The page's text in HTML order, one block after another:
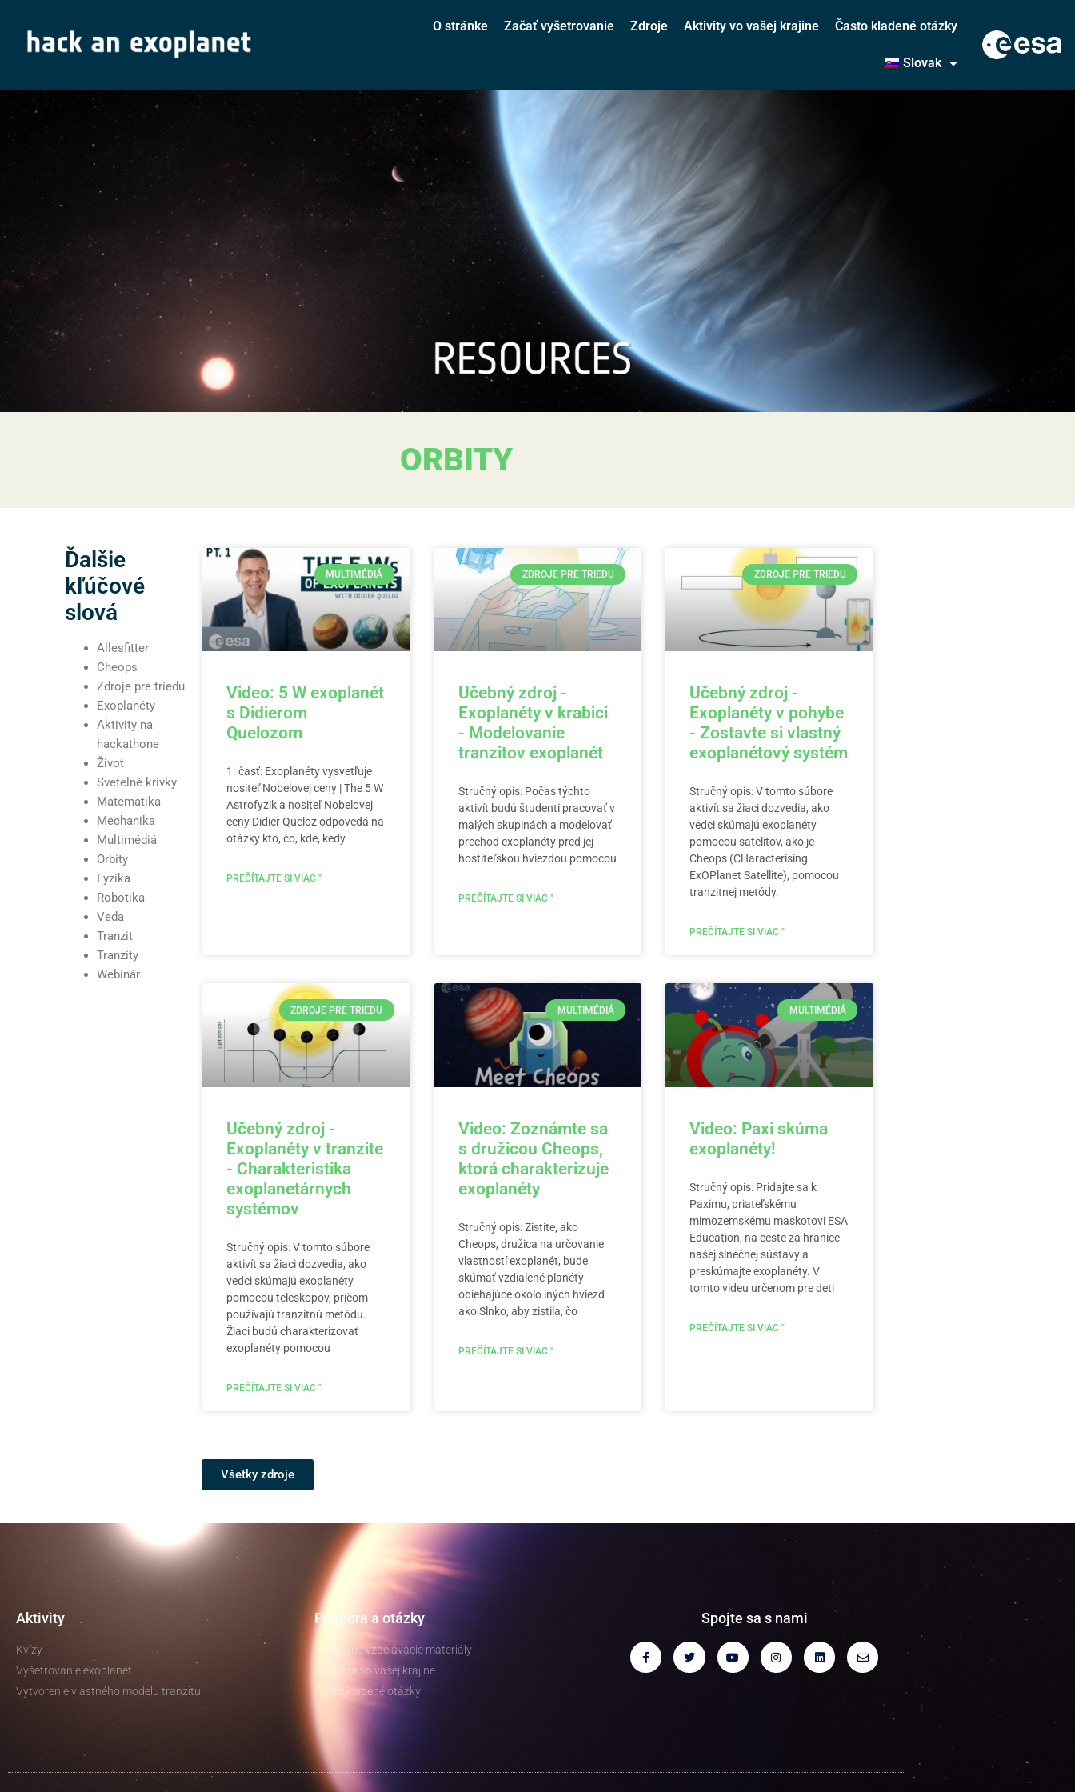
O stránke Začať vyšetrovanie Zdroje Aktivity vo vašej krajine Často kladené otázky
Slovak
ORBITY
Ďalšie
kľúčové
slová
Allesfitter
Cheops
Zdroje pre triedu
Exoplanéty
Aktivity na
hackathone
Život
Svetelné krivky
Matematika
Mechanika
Multimédiá
Orbity
Fyzika
Robotika
Veda
Tranzit
Tranzity
Webinár
MULTIMÉDIÁ
Video: 5 W exoplanét
s Didierom
Quelozom
1. časť: Exoplanéty vysvetľuje
nositeľ Nobelovej ceny | The 5 W
Astrofyzik a nositeľ Nobelovej
ceny Didier Queloz odpovedá na
otázky kto, čo, kde, kedy
PREČÍTAJTE SI VIAC "
ZDROJE PRE TRIEDU
Učebný zdroj -
Exoplanéty v krabici
- Modelovanie
tranzitov exoplanét
Stručný opis: Počas týchto
aktivít budú študenti pracovať v
malých skupinách a modelovať
prechod exoplanéty pred jej
hostiteľskou hviezdou pomocou
PREČÍTAJTE SI VIAC "
ZDROJE PRE TRIEDU
Učebný zdroj -
Exoplanéty v pohybe
- Zostavte si vlastný
exoplanétový systém
Stručný opis: V tomto súbore
aktivít sa žiaci dozvedia, ako
vedci skúmajú exoplanéty
pomocou satelitov, ako je
Cheops (CHaracterising
ExOPlanet Satellite), pomocou
tranzitnej metódy.
PREČÍTAJTE SI VIAC "
ZDROJE PRE TRIEDU
Učebný zdroj -
Exoplanéty v tranzite
- Charakteristika
exoplanetárnych
systémov
Stručný opis: V tomto súbore
aktivít sa žiaci dozvedia, ako
vedci skúmajú exoplanéty
pomocou teleskopov, pričom
používajú tranzitnú metódu.
Žiaci budú charakterizovať
exoplanéty pomocou
PREČÍTAJTE SI VIAC "
MULTIMÉDIÁ
Video: Zoznámte sa
s družicou Cheops,
ktorá charakterizuje
exoplanéty
Stručný opis: Zistite, ako
Cheops, družica na určovanie
vlastností exoplanét, bude
skúmať vzdialené planéty
obiehajúce okolo iných hviezd
ako Slnko, aby zistila, čo
PREČÍTAJTE SI VIAC "
MULTIMÉDIÁ
Video: Paxi skúma
exoplanéty!
Stručný opis: Pridajte sa k
Paximu, priateľskému
mimozemskému maskotovi ESA
Education, na ceste za hranice
našej slnečnej sústavy a
preskúmajte exoplanéty. V
tomto videu určenom pre deti
PREČÍTAJTE SI VIAC "
Všetky zdroje
Aktivity
Kvízy
Vyšetrovanie exoplanét
Vytvorenie vlastného modelu tranzitu
Podpora a otázky
Podporné vzdelávacie materiály
Podpora vo vašej krajine
Často kladené otázky
Spojte sa s nami